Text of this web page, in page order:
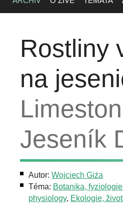
Rostliny
na
Jeseník
Autor: Wojciech Giża
Téma: Botanika,
physiology, Ekologie,